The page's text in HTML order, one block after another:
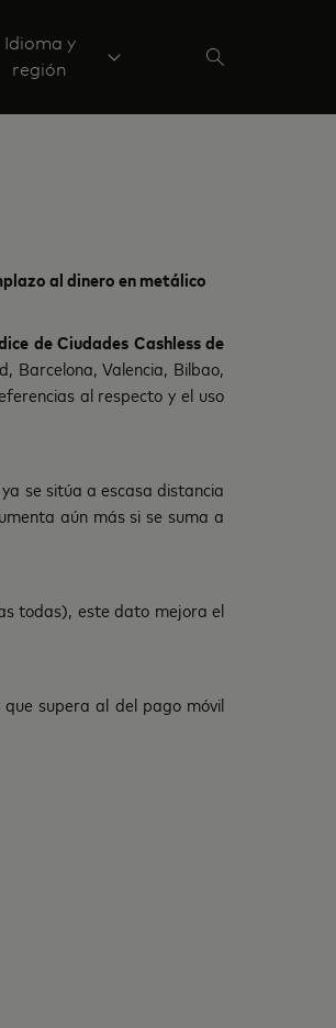
Idioma y
región
al dinero en metálico
de Ciudades Cashless de
Barcelona, Valencia, Bilbao,
al respecto y el uso
se sitúa a escasa distancia
aún más si se suma a
todas), este dato mejora el
supera al del pago móvil